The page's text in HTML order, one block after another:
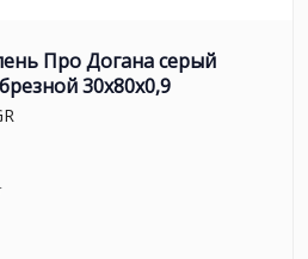
Про Догана серый
30x80x0,9